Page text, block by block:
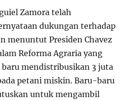
Zamora telah
dukungan terhadap
menuntut Presiden Chavez
Reforma Agraria yang
baru mendistribusikan 3 juta
petani miskin. Baru-baru
untuk mengambil